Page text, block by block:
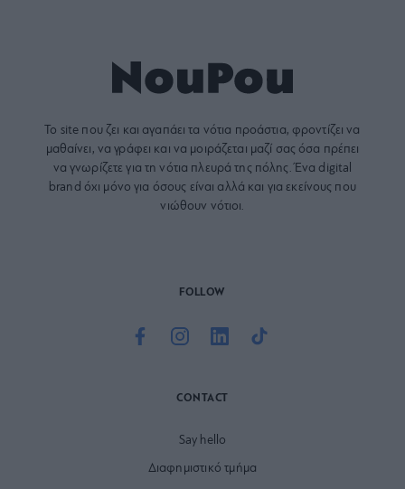
Το site που ζει και αγαπάει τα νότια προάστια, φροντίζει να
μαθαίνει, να γράφει και να μοιράζεται μαζί σας όσα πρέπει
να γνωρίζετε για τη νότια πλευρά της πόλης. Ένα digital
brand όχι μόνο για όσους είναι αλλά και για εκείνους που
νιώθουν νότιοι.
FOLLOW
CONTACT
Say hello
Διαφημιστικό τμήμα